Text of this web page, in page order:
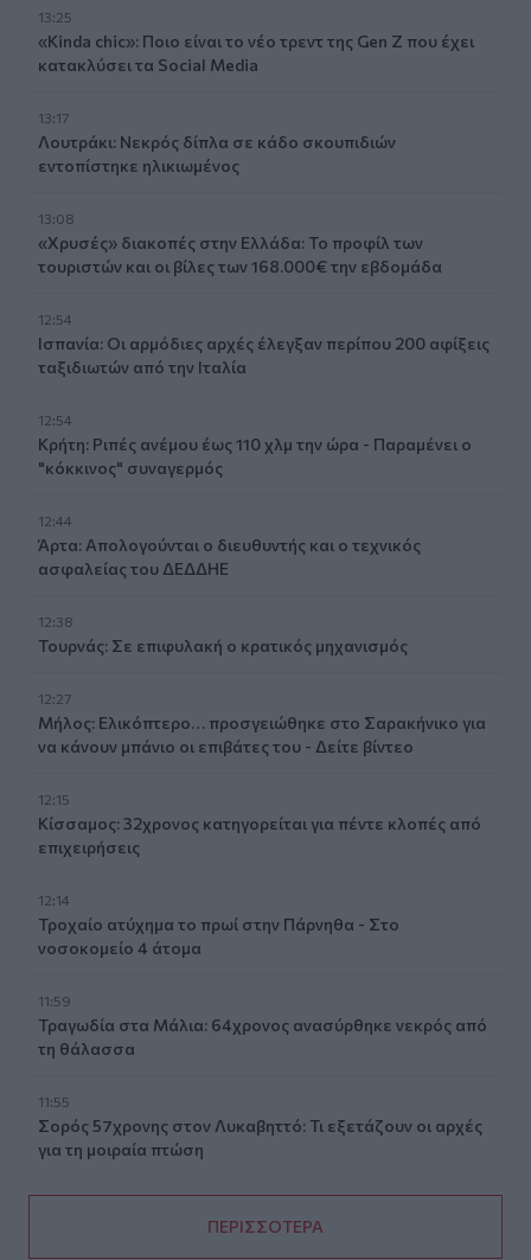
13:25
«Kinda chic»: Ποιο είναι το νέο τρεντ της Gen Z που έχει
κατακλύσει τα Social Media
13:17
Λουτράκι: Νεκρός δίπλα σε κάδο σκουπιδιών
εντοπίστηκε ηλικιωμένος
13:08
«Χρυσές» διακοπές στην Ελλάδα: Το προφίλ των
τουριστών και οι βίλες των 168.000€ την εβδομάδα
12:54
Ισπανία: Οι αρμόδιες αρχές έλεγξαν περίπου 200 αφίξεις
ταξιδιωτών από την Ιταλία
12:54
Κρήτη: Ριπές ανέμου έως 110 χλμ την ώρα - Παραμένει ο
"κόκκινος" συναγερμός
12:44
Άρτα: Απολογούνται ο διευθυντής και ο τεχνικός
ασφαλείας του ΔΕΔΔΗΕ
12:38
Τουρνάς: Σε επιφυλακή ο κρατικός μηχανισμός
12:27
Μήλος: Ελικόπτερο… προσγειώθηκε στο Σαρακήνικο για
να κάνουν μπάνιο οι επιβάτες του - Δείτε βίντεο
12:15
Κίσσαμος: 32χρονος κατηγορείται για πέντε κλοπές από
επιχειρήσεις
12:14
Τροχαίο ατύχημα το πρωί στην Πάρνηθα - Στο
νοσοκομείο 4 άτομα
11:59
Τραγωδία στα Μάλια: 64χρονος ανασύρθηκε νεκρός από
τη θάλασσα
11:55
Σορός 57χρονης στον Λυκαβηττό: Τι εξετάζουν οι αρχές
για τη μοιραία πτώση
ΠΕΡΙΣΣΟΤΕΡΑ